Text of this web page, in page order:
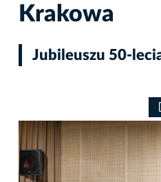
Krakowa
Jubileuszu 50-